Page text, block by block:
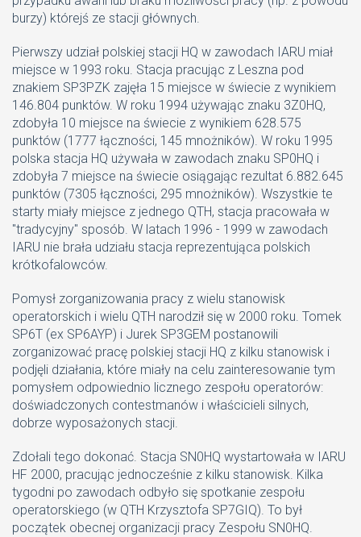
burzy) którejś ze stacji głównych.
Pierwszy udział polskiej stacji HQ w zawodach IARU miał
miejsce w 1993 roku. Stacja pracując z Leszna pod
znakiem SP3PZK zajęła 15 miejsce w świecie z wynikiem
146.804 punktów. W roku 1994 używając znaku 3Z0HQ,
zdobyła 10 miejsce na świecie z wynikiem 628.575
punktów (1777 łączności, 145 mnożników). W roku 1995
polska stacja HQ używała w zawodach znaku SP0HQ i
zdobyła 7 miejsce na świecie osiągając rezultat 6.882.645
punktów (7305 łączności, 295 mnożników). Wszystkie te
starty miały miejsce z jednego QTH, stacja pracowała w
"tradycyjny" sposób. W latach 1996 - 1999 w zawodach
IARU nie brała udziału stacja reprezentująca polskich
krótkofalowców.
Pomysł zorganizowania pracy z wielu stanowisk
operatorskich i wielu QTH narodził się w 2000 roku. Tomek
SP6T (ex SP6AYP) i Jurek SP3GEM postanowili
zorganizować pracę polskiej stacji HQ z kilku stanowisk i
podjęli działania, które miały na celu zainteresowanie tym
pomysłem odpowiednio licznego zespołu operatorów:
doświadczonych contestmanów i właścicieli silnych,
dobrze wyposażonych stacji.
Zdołali tego dokonać. Stacja SN0HQ wystartowała w IARU
HF 2000, pracując jednocześnie z kilku stanowisk. Kilka
tygodni po zawodach odbyło się spotkanie zespołu
operatorskiego (w QTH Krzysztofa SP7GIQ). To był
początek obecnej organizacji pracy Zespołu SN0HQ.